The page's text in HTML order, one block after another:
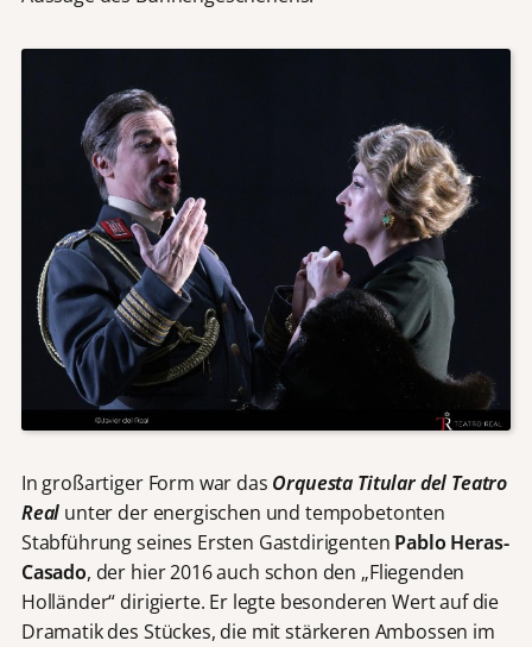
In großartiger Form war das Orquesta Titular del Teatro
Real unter der energischen und tempobetonten
Stabführung seines Ersten Gastdirigenten Pablo Heras-
Casado, der hier 2016 auch schon den „Fliegenden
Holländer“ dirigierte. Er legte besonderen Wert auf die
Dramatik des Stückes, die mit stärkeren Ambossen im